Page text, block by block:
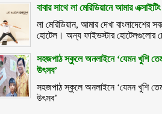
বাবার সাথে লা মেরিডিয়ানে আমার
লা মেরিডিয়ান, আমার দেখা বাংলাদেশের
হোটেল। অন্য ফাইভস্টার হোটেলগুলোর
সহজপাঠ স্কুলে অনলাইনে ‘যেমন খুশি
উৎসব’
সহজপাঠ স্কুলে অনলাইনে ‘যেমন খুশি
উৎসব’